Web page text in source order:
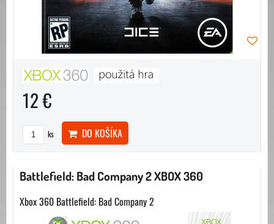
12 €
ks DO KOŠÍKA
Battlefield: Bad Company 2 XBOX 360
Xbox 360 Battlefield: Bad Company 2